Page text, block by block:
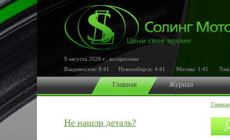
9 августа 2026 г.
воскресенье
Владивосток: 8:41 Новосибирск: 4:41 Москва: 1:41
Главная Журнал
Главная
Не нашли деталь?